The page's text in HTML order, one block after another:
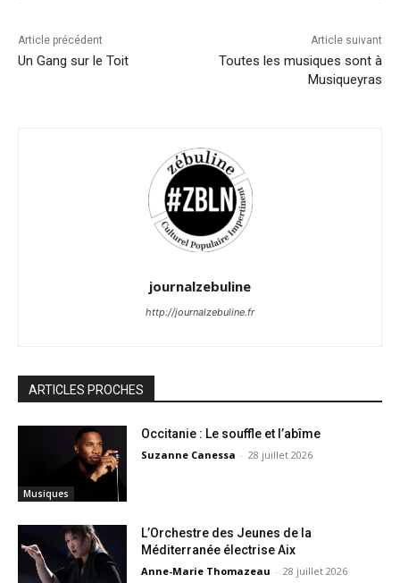
Article précédent
Un Gang sur le Toit
Article suivant
Toutes les musiques sont à
Musiqueyras
journalzebuline
http://journalzebuline.fr
ARTICLES PROCHES
Musiques
Occitanie : Le souffle et l’abîme
Suzanne Canessa - 28 juillet 2026
L’Orchestre des Jeunes de la
Méditerranée électrise Aix
Anne-Marie Thomazeau - 28 juillet 2026